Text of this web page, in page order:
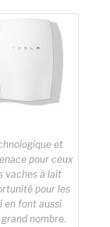
et
pour ceux
vaches à lait
pour les
en font aussi
nombre.